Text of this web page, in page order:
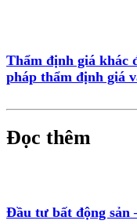
Thẩm định giá khác
pháp thẩm định giá
Đọc thêm
Đầu tư bất động sản